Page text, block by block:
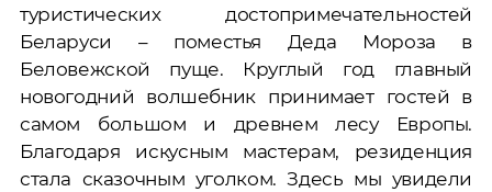
туристических достопримечательностей
Беларуси – поместья Деда Мороза в
Беловежской пуще. Круглый год главный
новогодний волшебник принимает гостей в
самом большом и древнем лесу Европы.
Благодаря искусным мастерам, резиденция
стала сказочным уголком. Здесь мы увидели